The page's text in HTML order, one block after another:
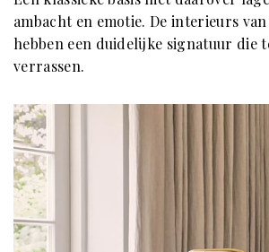
ambacht en emotie. De interieurs
hebben een duidelijke signatuur die
verrassen.